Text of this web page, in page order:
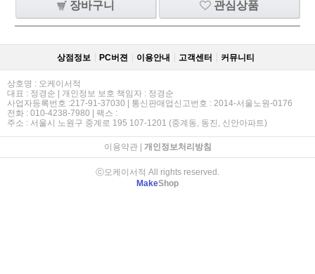
장바구니 관심상품
상점정보 PC버젼 이용안내 고객센터 커뮤니티
상호명 : 오케이서적
대표 : 정경순 | 개인정보 보호 책임자 : 정경순
사업자등록번호 :217-91-37030 | 통신판매업신고번호 : 2014-서울노원-0176
전화 : 010-4238-7980 | 팩스 :
주소 : 서울시 노원구 중계로 195 107-1201 (중계동, 동진, 신안아파트)
이용약관| 개인정보처리방침
ⓒ오케이서적 All rights reserved.
MakeShop